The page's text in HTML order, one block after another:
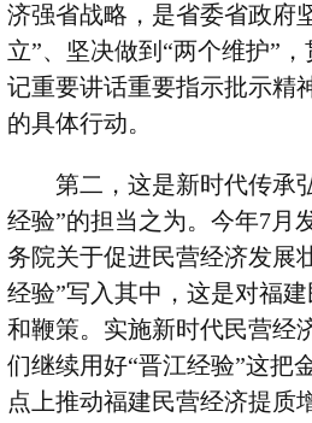
济强省战略，是省委省政府
立”、坚决做到 “两个维护”
记重要讲话重要指示批示精
的具体行动。
第二，这是新时代传承
经验”的担当之为。今年7月
务院关于促进民营经济发展
经验”写入其中，这是对福
和鞭策。实施新时代民营经
们继续用好“晋江经验”这把
点上推动福建民营经济提质